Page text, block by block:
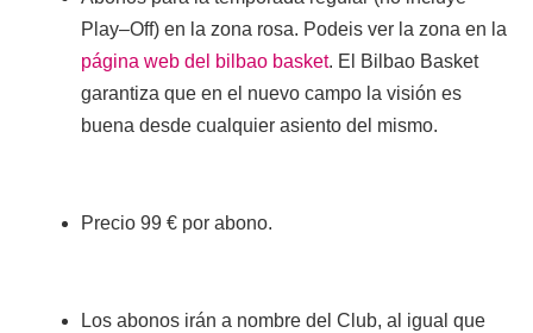
Play–Off) en la zona rosa. Podeis ver la zona en la
página web del bilbao basket. El Bilbao Basket
garantiza que en el nuevo campo la visión es
buena desde cualquier asiento del mismo.
Precio 99 € por abono.
Los abonos irán a nombre del Club, al igual que